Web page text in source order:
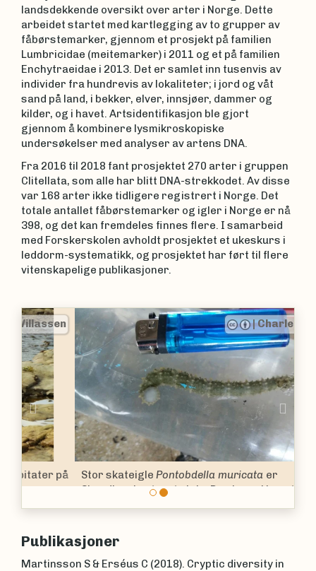
landsdekkende oversikt over arter i Norge. Dette
arbeidet startet med kartlegging av to grupper av
fåbørstemarker, gjennom et prosjekt på familien
Lumbricidae (meitemarker) i 2011 og et på familien
Enchytraeidae i 2013. Det er samlet inn tusenvis av
individer fra hundrevis av lokaliteter; i jord og våt
sand på land, i bekker, elver, innsjøer, dammer og
kilder, og i havet. Artsidentifikasjon ble gjort
gjennom å kombinere lysmikroskopiske
undersøkelser med analyser av artens DNA.
Fra 2016 til 2018 fant prosjektet 270 arter i gruppen
Clitellata, som alle har blitt DNA-strekkodet. Av disse
var 168 arter ikke tidligere registrert i Norge. Det
totale antallet fåbørstemarker og igler i Norge er nå
398, og det kan fremdeles finnes flere. I samarbeid
med Forskerskolen avholdt prosjektet et ukeskurs i
leddorm-systematikk, og prosjektet har ført til flere
vitenskapelige publikasjoner.
|Charles Olsson
Stor skateigle Pontobdella muricataer
Skandinavia største igle. Den lever i havet og
Previous
Publikasjoner
Martinsson S & Erséus C (2018). Cryptic diversity in